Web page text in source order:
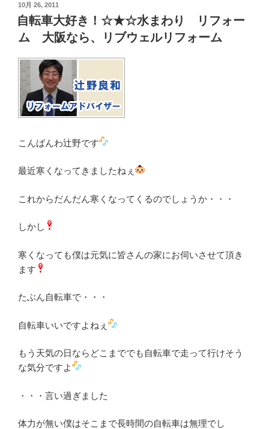
投
稿
日:
10月 26, 2011
自転車大好き！☆★☆水まわり リフォー
ム 大阪なら、リブウェルリフォーム
こんばんわ辻野です
最近寒くなってきましたねぇ
これからだんだん寒くなってくるのでしょうか・・・
しかし
寒くなっても僕は元気に皆さんの家にお伺いさせて頂き
ます
たぶん自転車で・・・
自転車いいですよねぇ
もう天気の日ならどこまででも自転車で走って行けそう
な気分ですよ
・・・言い過ぎました
体力が無い僕はそこまで長時間の自転車は無理でし